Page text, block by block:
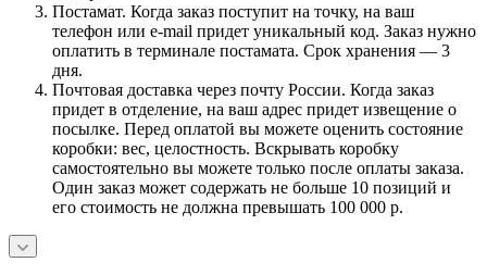
Постамат. Когда заказ поступит на точку, на ваш
телефон или e-mail придет уникальный код. Заказ нужно
оплатить в терминале постамата. Срок хранения — 3
дня.
Почтовая доставка через почту России. Когда заказ
придет в отделение, на ваш адрес придет извещение о
посылке. Перед оплатой вы можете оценить состояние
коробки: вес, целостность. Вскрывать коробку
самостоятельно вы можете только после оплаты заказа.
Один заказ может содержать не больше 10 позиций и
его стоимость не должна превышать 100 000 р.